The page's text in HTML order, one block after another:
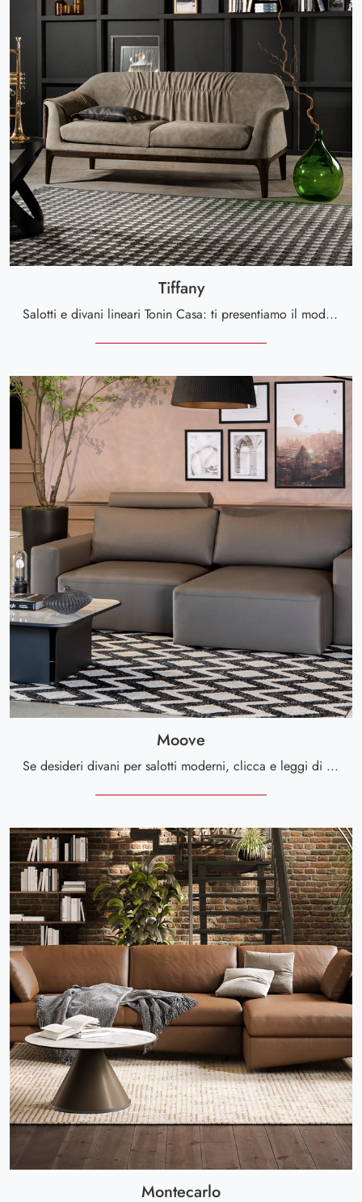
Tiffany
Salotti e divani lineari Tonin Casa: ti presentiamo il modello Tiffany in pelle per valorizzare la zona giorno.
Moove
Se desideri divani per salotti moderni, clicca e leggi di più sul modello Moove in pelle della firma Tonin Casa.
Montecarlo